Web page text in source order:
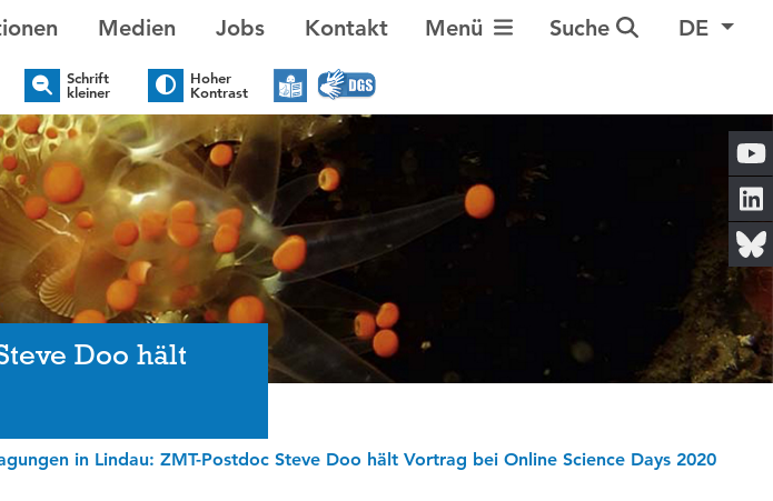
Medien Jobs Kontakt Navigation umschalten
Menü Suche DE
Schrift
kleiner
Hoher
Kontrast
Doo hält
in Lindau: ZMT-Postdoc Steve Doo hält Vortrag bei Online Science Days 2020